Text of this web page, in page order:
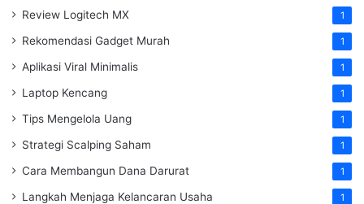
Review Logitech MX 1
Rekomendasi Gadget Murah 1
Aplikasi Viral Minimalis 1
Laptop Kencang 1
Tips Mengelola Uang 1
Strategi Scalping Saham 1
Cara Membangun Dana Darurat 1
Langkah Menjaga Kelancaran Usaha 1